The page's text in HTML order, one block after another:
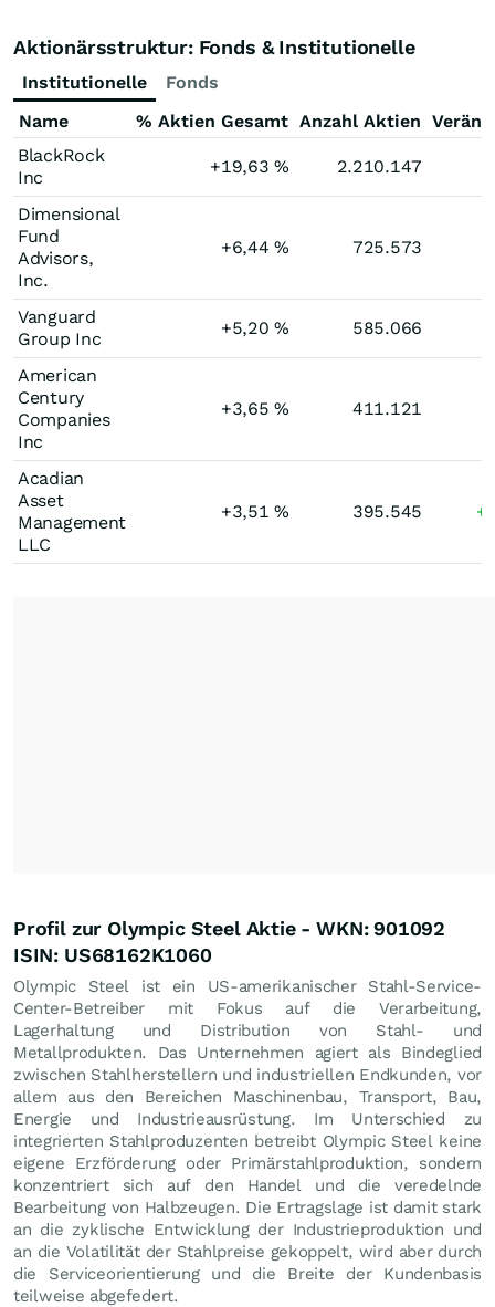
Aktionärsstruktur: Fonds & Institutionelle
Institutionelle
Fonds
Name
% Aktien Gesamt Anzahl Aktien
BlackRock
Inc
+19,63% 2.210.147
Dimensional
Fund
Advisors,
Inc.
+6,44% 725.573
Vanguard
Group Inc
+5,20% 585.066
American
Century
Companies
Inc
+3,65% 411.121
Acadian
Asset
Management
LLC
+3,51% 395.545
Profil zur Olympic Steel Aktie - WKN: 901092
ISIN: US68162K1060
Olympic Steel ist ein US-amerikanischer Stahl-Service-
Center-Betreiber mit Fokus auf die Verarbeitung,
Lagerhaltung und Distribution von Stahl- und
Metallprodukten. Das Unternehmen agiert als Bindeglied
zwischen Stahlherstellern und industriellen Endkunden, vor
allem aus den Bereichen Maschinenbau, Transport, Bau,
Energie und Industrieausrüstung. Im Unterschied zu
integrierten Stahlproduzenten betreibt Olympic Steel keine
eigene Erzförderung oder Primärstahlproduktion, sondern
konzentriert sich auf den Handel und die veredelnde
Bearbeitung von Halbzeugen. Die Ertragslage ist damit stark
an die zyklische Entwicklung der Industrieproduktion und
an die Volatilität der Stahlpreise gekoppelt, wird aber durch
die Serviceorientierung und die Breite der Kundenbasis
teilweise abgefedert.